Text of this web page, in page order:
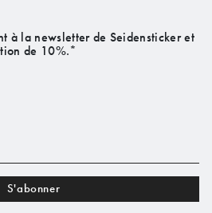
à la newsletter de Seidensticker et
de 10%.*
S'abonner